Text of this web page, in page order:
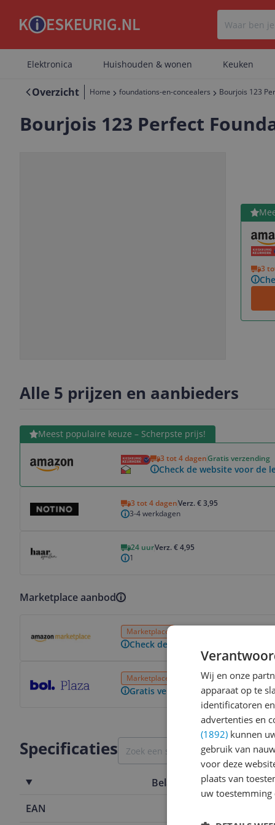
Elektronica Huishouden & wonen Keuken
Overzicht Home foundations-en-concealers Bourjois 123
Bourjois 123 Perfect
3
Bekijk
Alle 5 prijzen en aanbieders
Meest populaire keuze – Scherpste prijs!
3 tot 4 dagenGratis verzending
Check de website voor de
Bekijk product
3 tot 4 dagenVerz. € 3,95
3-4 werkdagen
24 uurVerz. € 4,95
1
Marketplace aanbod
Marketplace
Check de website voor de levertijd
Marketplace 5 tot 6 dagenGratis
Gratis verzending vanaf € 25,- |
Specificaties
Belangrijkste kenmerken
EAN
Wij en onze
apparaat op te
identificatoren
advertenties en
(1892) kunnen
gebruik van
voor deze
plaats van
uw